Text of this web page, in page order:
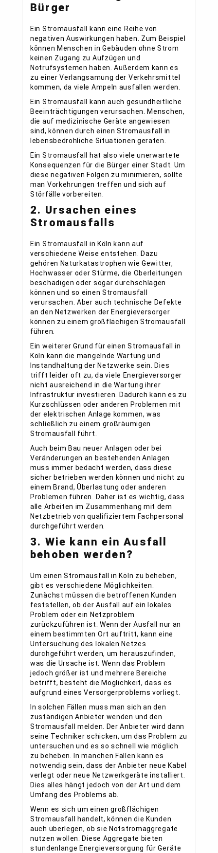
Bürger
Ein Stromausfall kann eine Reihe von
negativen Auswirkungen haben. Zum Beispiel
können Menschen in Gebäuden ohne Strom
keinen Zugang zu Aufzügen und
Notrufsystemen haben. Außerdem kann es
zu einer Verlangsamung der Verkehrsmittel
kommen, da viele Ampeln ausfallen werden.
Ein Stromausfall kann auch gesundheitliche
Beeinträchtigungen verursachen. Menschen,
die auf medizinische Geräte angewiesen
sind, können durch einen Stromausfall in
lebensbedrohliche Situationen geraten.
Ein Stromausfall hat also viele unerwartete
Konsequenzen für die Bürger einer Stadt. Um
diese negativen Folgen zu minimieren, sollte
man Vorkehrungen treffen und sich auf
Störfälle vorbereiten.
2. Ursachen eines
Stromausfalls
Ein Stromausfall in Köln kann auf
verschiedene Weise entstehen. Dazu
gehören Naturkatastrophen wie Gewitter,
Hochwasser oder Stürme, die Oberleitungen
beschädigen oder sogar durchschlagen
können und so einen Stromausfall
verursachen. Aber auch technische Defekte
an den Netzwerken der Energieversorger
können zu einem großflächigen Stromausfall
führen.
Ein weiterer Grund für einen Stromausfall in
Köln kann die mangelnde Wartung und
Instandhaltung der Netzwerke sein. Dies
trifft leider oft zu, da viele Energieversorger
nicht ausreichend in die Wartung ihrer
Infrastruktur investieren. Dadurch kann es zu
Kurzschlüssen oder anderen Problemen mit
der elektrischen Anlage kommen, was
schließlich zu einem großräumigen
Stromausfall führt.
Auch beim Bau neuer Anlagen oder bei
Veränderungen an bestehenden Anlagen
muss immer bedacht werden, dass diese
sicher betrieben werden können und nicht zu
einem Brand, Überlastung oder anderen
Problemen führen. Daher ist es wichtig, dass
alle Arbeiten im Zusammenhang mit dem
Netzbetrieb von qualifiziertem Fachpersonal
durchgeführt werden.
3. Wie kann ein Ausfall
behoben werden?
Um einen Stromausfall in Köln zu beheben,
gibt es verschiedene Möglichkeiten.
Zunächst müssen die betroffenen Kunden
feststellen, ob der Ausfall auf ein lokales
Problem oder ein Netzproblem
zurückzuführen ist. Wenn der Ausfall nur an
einem bestimmten Ort auftritt, kann eine
Untersuchung des lokalen Netzes
durchgeführt werden, um herauszufinden,
was die Ursache ist. Wenn das Problem
jedoch größer ist und mehrere Bereiche
betrifft, besteht die Möglichkeit, dass es
aufgrund eines Versorgerproblems vorliegt.
In solchen Fällen muss man sich an den
zuständigen Anbieter wenden und den
Stromausfall melden. Der Anbieter wird dann
seine Techniker schicken, um das Problem zu
untersuchen und es so schnell wie möglich
zu beheben. In manchen Fällen kann es
notwendig sein, dass der Anbieter neue Kabel
verlegt oder neue Netzwerkgeräte installiert.
Dies alles hängt jedoch von der Art und dem
Umfang des Problems ab.
Wenn es sich um einen großflächigen
Stromausfall handelt, können die Kunden
auch überlegen, ob sie Notstromaggregate
nutzen wollen. Diese Aggregate bieten
stundenlange Energieversorgung für Geräte